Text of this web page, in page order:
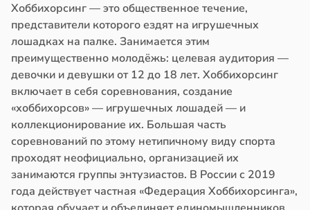
Хоббихорсинг — это общественное течение,
представители которого ездят на игрушечных
лошадках на палке. Занимается этим
преимущественно молодёжь: целевая аудитория —
девочки и девушки от 12 до 18 лет. Хоббихорсинг
включает в себя соревнования, создание
«хоббихорсов» — игрушечных лошадей — и
коллекционирование их. Большая часть
соревнований по этому нетипичному виду спорта
проходят неофициально, организацией их
занимаются группы энтузиастов. В России с 2019
года действует частная «Федерация Хоббихорсинга»,